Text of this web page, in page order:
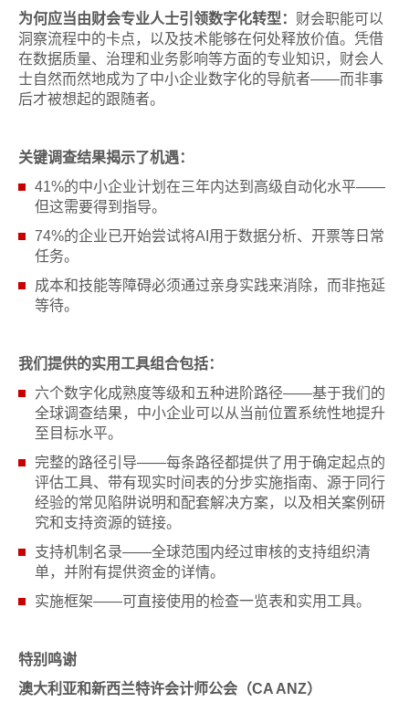
为何应当由财会专业人士引领数字化转型： 财会职能可以
洞察流程中的卡点，以及技术能够在何处释放价值。凭借
在数据质量、治理和业务影响等方面的专业知识，财会人
士自然而然地成为了中小企业数字化的导航者——而非事
后才被想起的跟随者。
关键调查结果揭示了机遇：
41%的中小企业计划在三年内达到高级自动化水平——
但这需要得到指导。
74%的企业已开始尝试将AI用于数据分析、开票等日常
任务。
成本和技能等障碍必须通过亲身实践来消除，而非拖延
等待。
我们提供的实用工具组合包括：
六个数字化成熟度等级和五种进阶路径——基于我们的
全球调查结果，中小企业可以从当前位置系统性地提升
至目标水平。
完整的路径引导——每条路径都提供了用于确定起点的
评估工具、带有现实时间表的分步实施指南、源于同行
经验的常见陷阱说明和配套解决方案，以及相关案例研
究和支持资源的链接。
支持机制名录——全球范围内经过审核的支持组织清
单，并附有提供资金的详情。
实施框架——可直接使用的检查一览表和实用工具。
特别鸣谢
澳大利亚和新西兰特许会计师公会（CA ANZ）